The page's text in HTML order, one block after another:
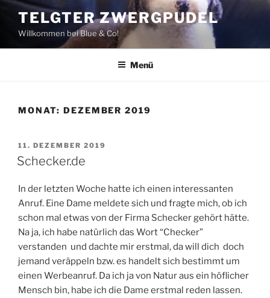
Zum
Inhalt
springen
TELGTER ZWERGPUDEL
Willkommen bei Blue & Co!
Menü
MONAT: DEZEMBER 2019
VERÖFFENTLICHT
AM
11. DEZEMBER 2019
Schecker.de
In der letzten Woche hatte ich einen interessanten
Anruf. Eine Dame meldete sich und fragte mich, ob ich
schon mal etwas von der Firma Schecker gehört hätte.
Na ja, ich habe natürlich das Wort “Checker”
verstanden und dachte mir erstmal, da will dich doch
jemand veräppeln bzw. es handelt sich bestimmt um
einen Werbeanruf. Da ich ja von Natur aus ein höflicher
Mensch bin, habe ich die Dame erstmal reden lassen.